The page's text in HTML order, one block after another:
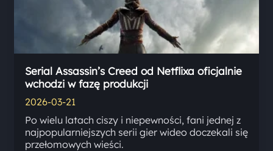
Serial Assassin’s Creed od Netflixa oficjalnie
wchodzi w fazę produkcji
2026-03-21
Po wielu latach ciszy i niepewności, fani jednej z
najpopularniejszych serii gier wideo doczekali się
przełomowych wieści.